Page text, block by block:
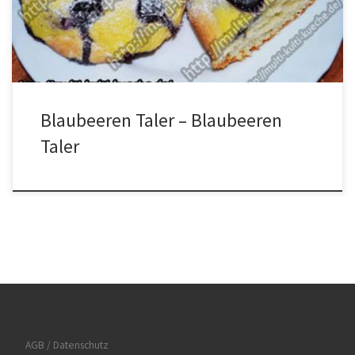
herstellen. Den Schmand, den restlichen Quark, die Eier, das
Soßenpulver und den restlichen […]
Blaubeeren Taler – Blaubeeren
Taler
AGB / Datenschutz